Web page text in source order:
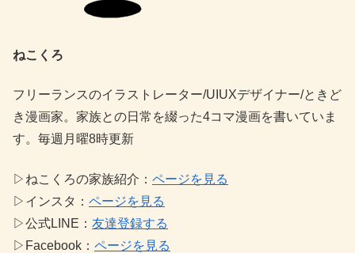
ねこくろ
フリーランスのイラストレーター/UIUXデザイナー/ときど
き漫画家。家族との日常を綴った4コマ漫画を書いていま
す。毎週月曜8時更新
▷ねこくろの家族紹介： ページを見る
▷インスタ： ページを見る
▷公式LINE： 友達登録する
▷Facebook： ページを見る